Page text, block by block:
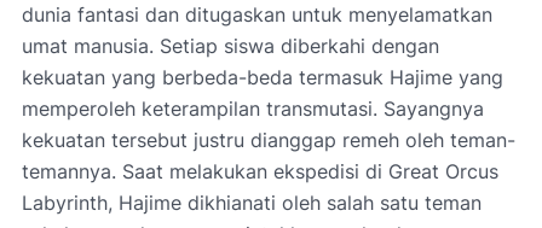
dunia fantasi dan ditugaskan untuk menyelamatkan
umat manusia. Setiap siswa diberkahi dengan
kekuatan yang berbeda-beda termasuk Hajime yang
memperoleh keterampilan transmutasi. Sayangnya
kekuatan tersebut justru dianggap remeh oleh teman-
temannya. Saat melakukan ekspedisi di Great Orcus
Labyrinth, Hajime dikhianati oleh salah satu teman